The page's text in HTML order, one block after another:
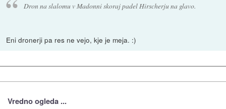
Dron na slalomu v Madonni skoraj padel Hirscherju na glavo.
Eni dronerji pa res ne vejo, kje je meja. :)
Vredno ogleda ...